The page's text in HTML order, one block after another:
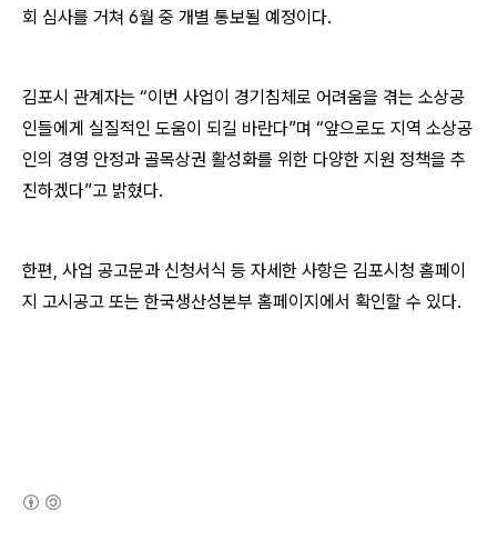
회 심사를 거쳐 6월 중 개별 통보될 예정이다.
김포시 관계자는 “이번 사업이 경기침체로 어려움을 겪는 소상공
인들에게 실질적인 도움이 되길 바란다”며 “앞으로도 지역 소상공
인의 경영 안정과 골목상권 활성화를 위한 다양한 지원 정책을 추
진하겠다”고 밝혔다.
한편, 사업 공고문과 신청서식 등 자세한 사항은 김포시청 홈페이
지 고시공고 또는 한국생산성본부 홈페이지에서 확인할 수 있다.